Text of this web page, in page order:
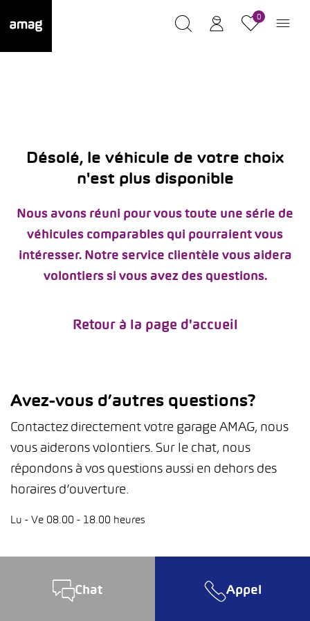
0
Désolé, le véhicule de votre choix
n'est plus disponible
Nous avons réuni pour vous toute une série de
véhicules comparables qui pourraient vous
intéresser. Notre service clientèle vous aidera
volontiers si vous avez des questions.
Retour à la page d'accueil
Avez-vous d’autres questions?
Contactez directement votre garage AMAG, nous
vous aiderons volontiers. Sur le chat, nous
répondons à vos questions aussi en dehors des
horaires d’ouverture.
Lu - Ve 08.00 - 18.00 heures
Chat Appel